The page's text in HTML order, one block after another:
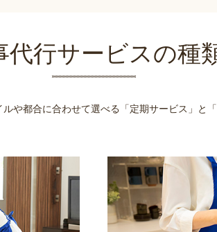
代行サービスの種
や都合に合わせて選べる 「定期サービス」と